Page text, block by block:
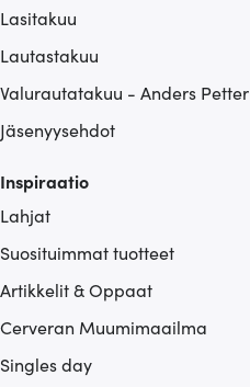
Lasitakuu
Lautastakuu
Valurautatakuu - Anders Petter
Jäsenyysehdot
Inspiraatio
Lahjat
Suosituimmat tuotteet
Artikkelit & Oppaat
Cerveran Muumimaailma
Singles day